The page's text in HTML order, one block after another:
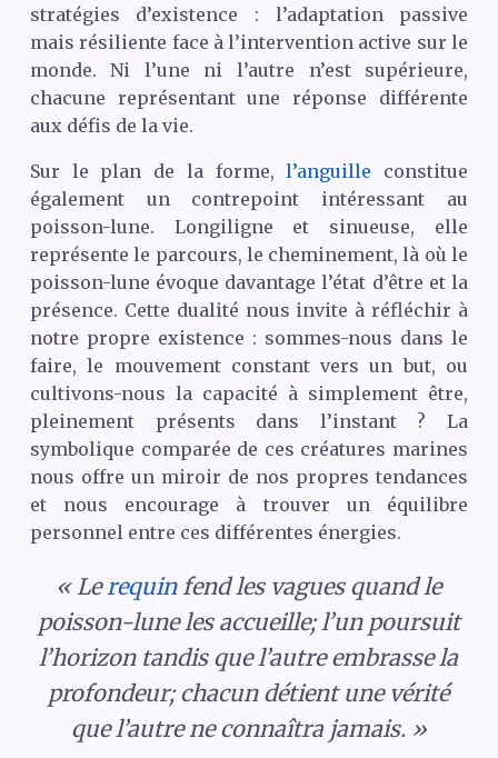
stratégies d’existence : l’adaptation passive
mais résiliente face à l’intervention active sur le
monde. Ni l’une ni l’autre n’est supérieure,
chacune représentant une réponse différente
aux défis de la vie.
Sur le plan de la forme,l’anguille constitue
également un contrepoint intéressant au
poisson-lune. Longiligne et sinueuse, elle
représente le parcours, le cheminement, là où le
poisson-lune évoque davantage l’état d’être et la
présence. Cette dualité nous invite à réfléchir à
notre propre existence : sommes-nous dans le
faire, le mouvement constant vers un but, ou
cultivons-nous la capacité à simplement être,
pleinement présents dans l’instant ? La
symbolique comparée de ces créatures marines
nous offre un miroir de nos propres tendances
et nous encourage à trouver un équilibre
personnel entre ces différentes énergies.
« Lerequinfend les vagues quand le
poisson-lune les accueille; l’un poursuit
l’horizon tandis que l’autre embrasse la
profondeur; chacun détient une vérité
que l’autre ne connaîtra jamais. »